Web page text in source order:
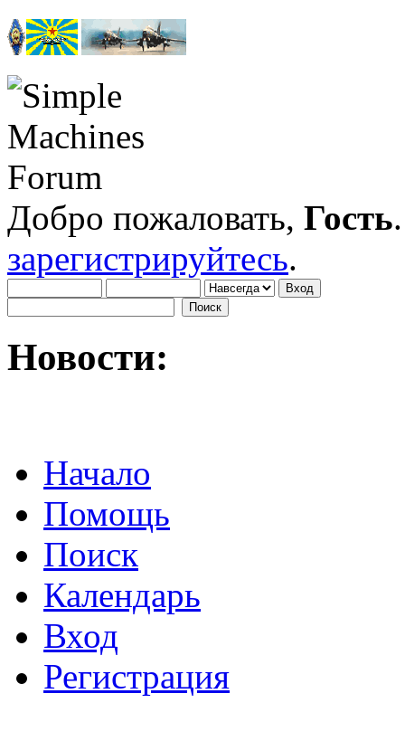
Добро пожаловать, Гость
зарегистрируйтесь.
Новости:
Начало
Помощь
Поиск
Календарь
Вход
Регистрация